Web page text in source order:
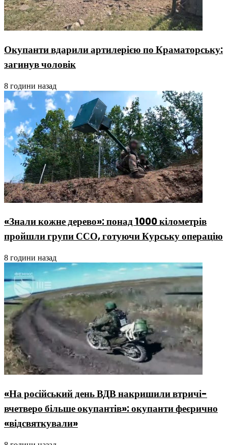
Окупанти вдарили артилерією по Краматорську:
загинув чоловік
8 години назад
«Знали кожне дерево»: понад 1000 кілометрів
пройшли групи ССО, готуючи Курську операцію
8 години назад
«На російський день ВДВ накришили втричі-
вчетверо більше окупантів»: окупанти феєрично
«відсвяткували»